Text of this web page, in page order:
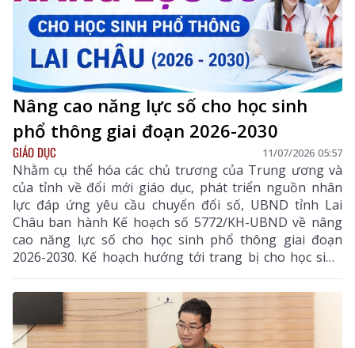
Nâng cao năng lực số cho học sinh
phổ thông giai đoạn 2026-2030
GIÁO DỤC 11/07/2026 05:57
Nhằm cụ thể hóa các chủ trương của Trung ương và
của tỉnh về đổi mới giáo dục, phát triển nguồn nhân
lực đáp ứng yêu cầu chuyển đổi số, UBND tỉnh Lai
Châu ban hành Kế hoạch số 5772/KH-UBND về nâng
cao năng lực số cho học sinh phổ thông giai đoạn
2026-2030. Kế hoạch hướng tới trang bị cho học sinh
các kỹ năng số thiết yếu, hình thành năng lực công
dân số, góp phần đáp ứng yêu cầu phát triển trong
thời đại Cách mạng công nghiệp 4.0.